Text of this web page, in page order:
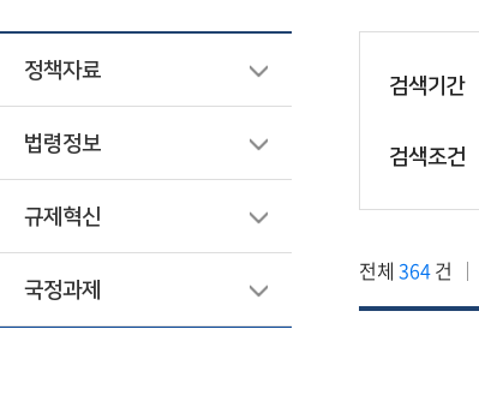
정책자료
법령정보
규제혁신
국정과제
검색기간
검색조건
전체 364건